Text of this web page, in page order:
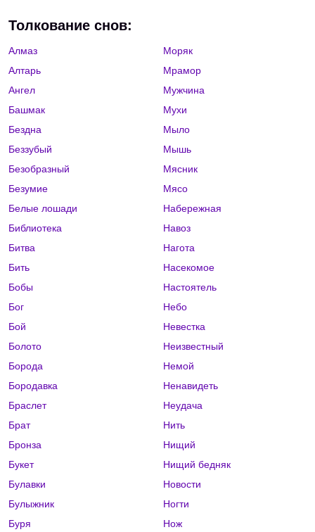
Толкование снов:
Алмаз
Алтарь
Ангел
Башмак
Бездна
Беззубый
Безобразный
Безумие
Белые лошади
Библиотека
Битва
Бить
Бобы
Бог
Бой
Болото
Борода
Бородавка
Браслет
Брат
Бронза
Букет
Булавки
Булыжник
Буря
Моряк
Мрамор
Мужчина
Мухи
Мыло
Мышь
Мясник
Мясо
Набережная
Навоз
Нагота
Насекомое
Настоятель
Небо
Невестка
Неизвестный
Немой
Ненавидеть
Неудача
Нить
Нищий
Нищий бедняк
Новости
Ногти
Нож